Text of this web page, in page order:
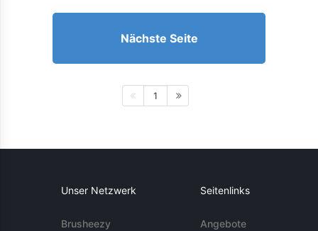
Nächste Seite
1
Unser Netzwerk
Brusheezy
Seitenlinks
Angebote